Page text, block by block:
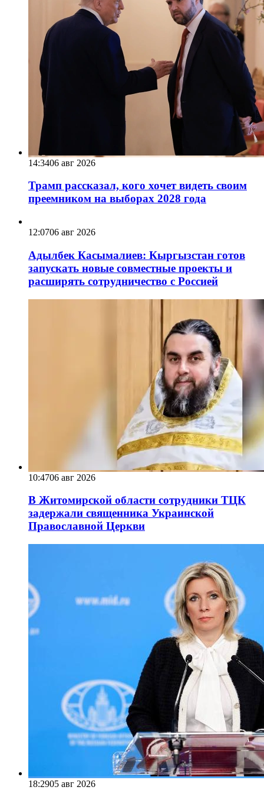
14:3406 авг 2026
Трамп рассказал, кого хочет видеть своим
преемником на выборах 2028 года
12:0706 авг 2026
Адылбек Касымалиев: Кыргызстан готов
запускать новые совместные проекты и
расширять сотрудничество с Россией
10:4706 авг 2026
В Житомирской области сотрудники ТЦК
задержали священника Украинской
Православной Церкви
18:2905 авг 2026